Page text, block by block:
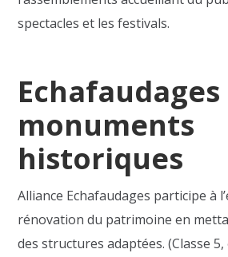
spectacles et les festivals.
monuments
historiques
Alliance Echafaudages participe à
rénovation du patrimoine en
des structures adaptées. (Classe 5,